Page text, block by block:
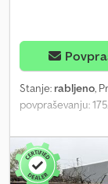
Stanje: rabljeno,
povpraševanju:
Scanii z
Dkodpfozqkriex
Model: Asfaltbalje
uporabe: Prevoz